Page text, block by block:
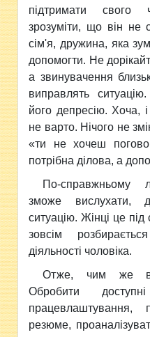
підтримати свого
зрозуміти, що він не
сім'я, дружина, яка
допомогти. Не
а звинувачення
виправлять
його депресію. Хоча,
не варто. Нічого не
«ти не хочеш
потрібна ділова, а
По-справжньому
зможе вислухати,
ситуацію. Жінці це
зовсім
діяльності чоловіка.
Отже, чим же
Обробити
працевлаштування,
резюме,